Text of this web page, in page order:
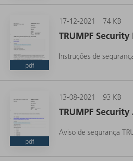
pdf
17-12-2021 74 KB
TRUMPF
Instruções de
pdf
13-08-2021 93 KB
TRUMPF
Aviso de segurança